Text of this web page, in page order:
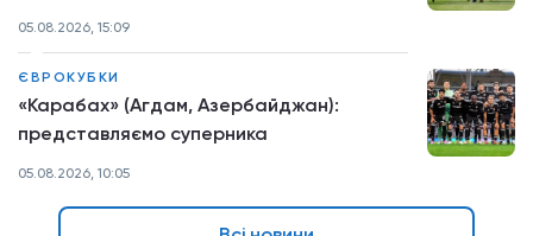
05.08.2026, 15:09
ЄВРОКУБКИ
«Карабах» (Агдам, Азербайджан):
представляємо суперника
05.08.2026, 10:05